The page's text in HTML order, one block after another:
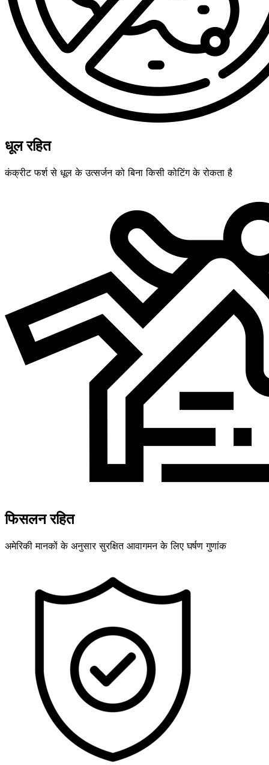
धूल रहित
कंक्रीट फर्श से धूल के उत्सर्जन को बिना किसी कोटिंग के रोकता है
फिसलन रहित
अमेरिकी मानकों के अनुसार सुरक्षित आवागमन के लिए घर्षण गुणांक